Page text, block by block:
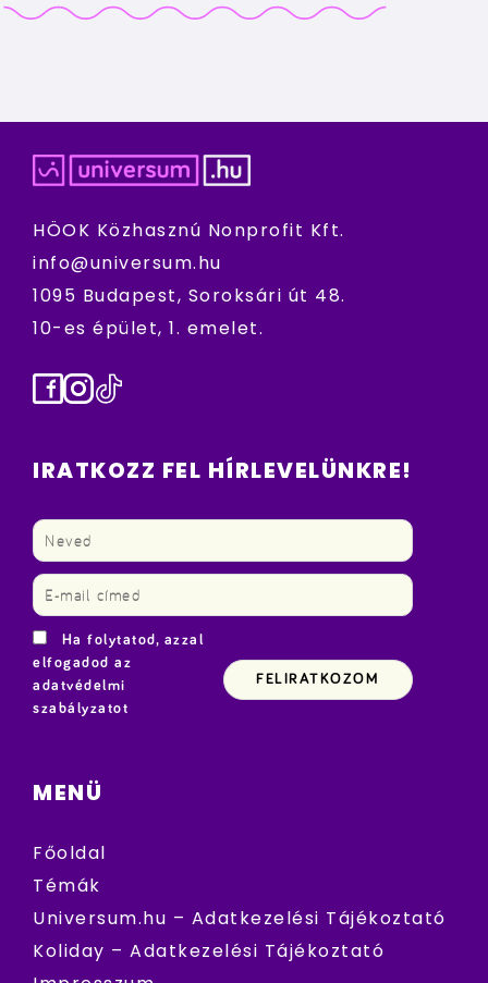
HÖOK Közhasznú Nonprofit Kft.
info@universum.hu
1095 Budapest, Soroksári út 48.
10-es épület, 1. emelet.
Facebook
Instagram
TikTok
IRATKOZZ FEL HÍRLEVELÜNKRE!
Ha folytatod, azzal
elfogadod az
adatvédelmi
szabályzatot
MENÜ
Főoldal
Témák
Universum.hu – Adatkezelési Tájékoztató
Koliday – Adatkezelési Tájékoztató